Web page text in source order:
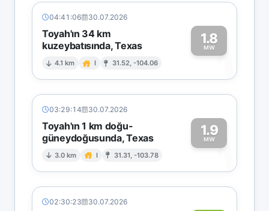
04:41:06 30.07.2026
Toyah'ın 34 km
kuzeybatısında, Texas
4.1 km I 31.52, -104.06
1.8
MW1
03:29:14 30.07.2026
Toyah'ın 1 km doğu-
güneydoğusunda, Texas
3.0 km I 31.31, -103.78
1.9
MW1
02:30:23 30.07.2026